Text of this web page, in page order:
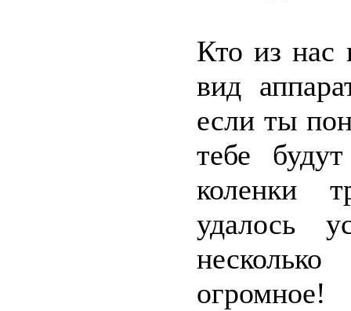
Кто из нас
вид
если ты
тебе
коленки
удалось
огромное!